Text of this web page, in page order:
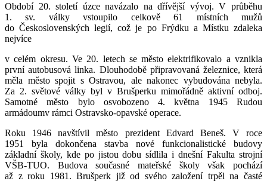
Období 20. století úzce navázalo na dřívější vývoj. V průběhu
1. sv. války vstoupilo celkově 61 místních mužů
do Československých legií, což je po Frýdku a Místku zdaleka
nejvíce
v celém okresu. Ve 20. letech se město elektrifikovalo a vznikla
první autobusová linka. Dlouhodobě připravovaná železnice, která
měla město spojit s Ostravou, ale nakonec vybudována nebyla.
Za 2. světové války byl v Brušperku mimořádně aktivní odboj.
Samotné město bylo osvobozeno 4. května 1945 Rudou
armádoumv rámci Ostravsko-opavské operace.
Roku 1946 navštívil město prezident Edvard Beneš. V roce
1951 byla dokončena stavba nové funkcionalistické budovy
základní školy, kde po jistou dobu sídlila i dnešní Fakulta strojní
VŠB-TUO. Budova současné mateřské školy však pochází
až z roku 1981. Brušperk již od svého založení trpěl na časté